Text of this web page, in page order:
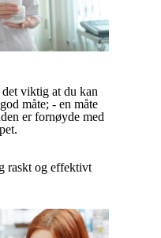
viktig at du kan
måte; - en måte
er fornøyde med
raskt og effektivt